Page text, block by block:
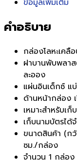
ข้อมูลเพิ่มเติม
คำอธิบาย
กล่องโลหะเคลื
ฝาบานพับพลา
ละออง
แผ่นอินเด็กซ์ แ
ด้านหน้ากล่อง
เหมาะสำหรับเ
เก็บนามบัตรได้
ขนาดสินค้า (ก
ซม./กล่อง
จำนวน 1 กล่อง